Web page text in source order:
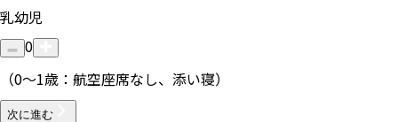
乳幼児
0
（0〜1歳：航空座席なし、添い寝）
次に進む